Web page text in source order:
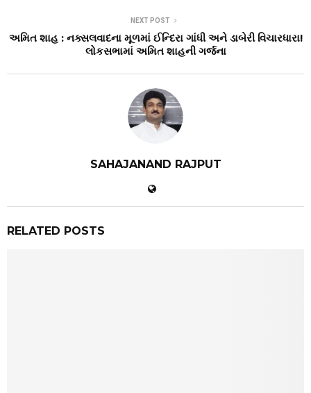
NEXT POST
અમિત શાહ : નક્સલવાદના મૂળમાં ઈન્દિરા ગાંધી અને ડાબેરી વિચારધારા!
લોકસભામાં અમિત શાહની ગર્જના
SAHAJANAND RAJPUT
RELATED POSTS